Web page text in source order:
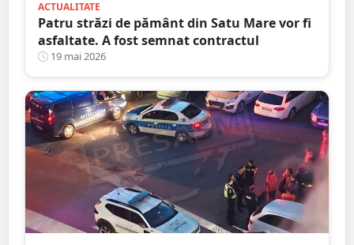
ACTUALITATE
Patru străzi de pământ din Satu Mare vor fi
asfaltate. A fost semnat contractul
19 mai 2026